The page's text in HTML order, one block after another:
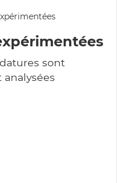
sont